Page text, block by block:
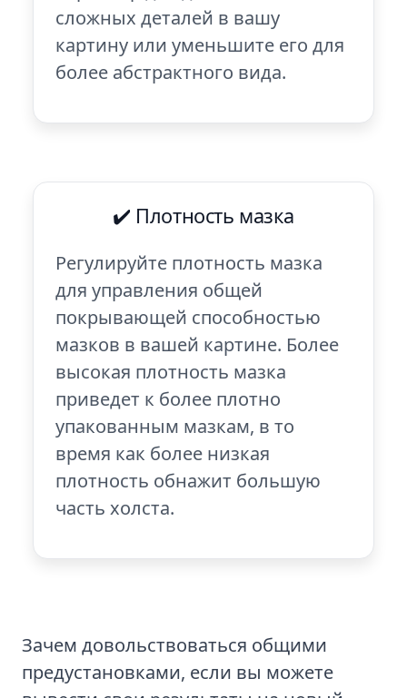
сложных деталей в вашу
картину или уменьшите его для
более абстрактного вида.
✔️ Плотность мазка
Регулируйте плотность мазка
для управления общей
покрывающей способностью
мазков в вашей картине. Более
высокая плотность мазка
приведет к более плотно
упакованным мазкам, в то
время как более низкая
плотность обнажит большую
часть холста.
Зачем довольствоваться общими
предустановками, если вы можете